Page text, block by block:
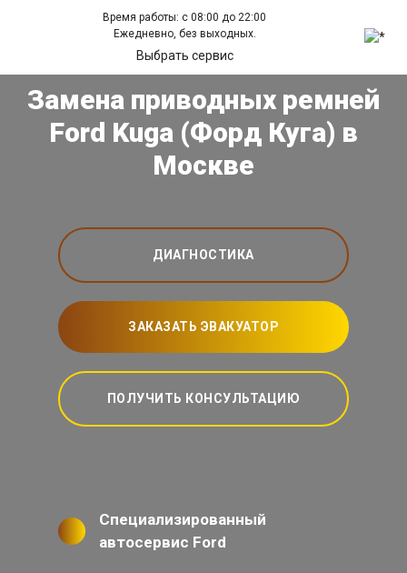
Время работы: с 08:00 до 22:00
Ежедневно, без выходных.
Выбрать сервис
Замена приводных ремней
Ford Kuga (Форд Куга) в
Москве
ДИАГНОСТИКА
ЗАКАЗАТЬ ЭВАКУАТОР
ПОЛУЧИТЬ КОНСУЛЬТАЦИЮ
Специализированный
автосервис Ford